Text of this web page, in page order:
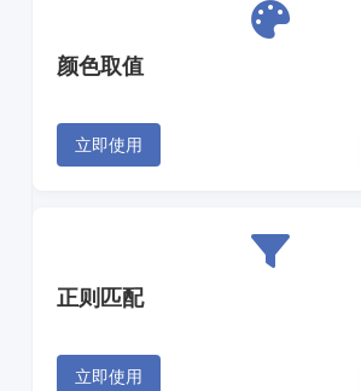
颜色取值
立即使用
正则匹配
立即使用